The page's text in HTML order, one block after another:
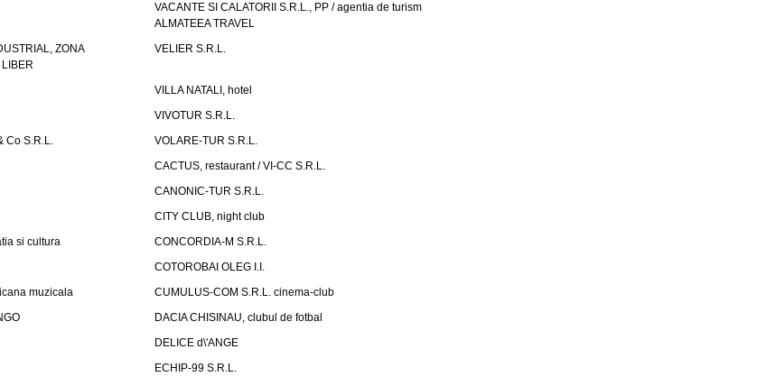
VACANTE SI CALATORII S.R.L., PP / agentia de turism
ALMATEEA TRAVEL
ZONA
VELIER S.R.L.
VILLA NATALI, hotel
VIVOTUR S.R.L.
Co S.R.L.
VOLARE-TUR S.R.L.
CACTUS, restaurant / VI-CC S.R.L.
CANONIC-TUR S.R.L.
CITY CLUB, night club
si cultura
CONCORDIA-M S.R.L.
COTOROBAI OLEG I.I.
muzicala
CUMULUS-COM S.R.L. cinema-club
DACIA CHISINAU, clubul de fotbal
DELICE d\'ANGE
ECHIP-99 S.R.L.